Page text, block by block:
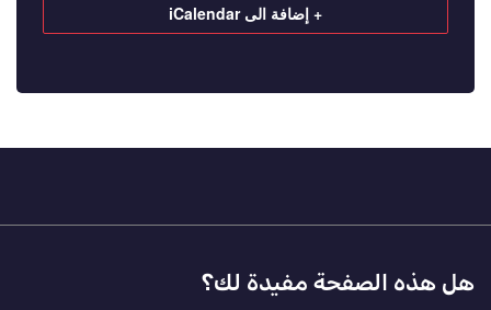
+ إضافة الى iCalendar
Footer
هل هذه الصفحة مفيدة لك؟